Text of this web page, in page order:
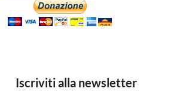
Iscriviti alla newsletter